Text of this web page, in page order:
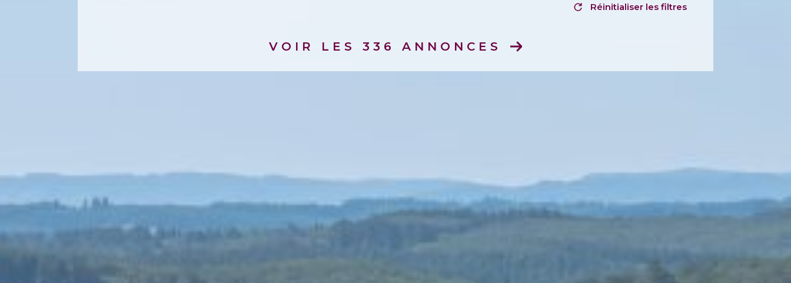
Réinitialiser les filtres
VOIR LES 336 ANNONCES